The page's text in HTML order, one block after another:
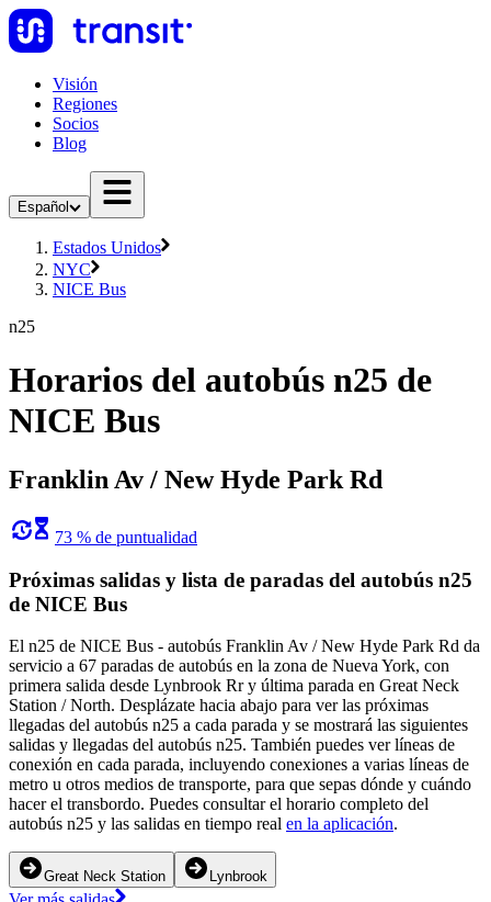
Visión
Regiones
Socios
Blog
Español
Estados Unidos
NYC
NICE Bus
n25
Horarios del autobús n25 de
NICE Bus
Franklin Av / New Hyde Park Rd
73 % de puntualidad
Próximas salidas y lista de paradas del autobús n25
de NICE Bus
El n25 de NICE Bus - autobús Franklin Av / New Hyde Park Rd da
servicio a 67 paradas de autobús en la zona de Nueva York, con
primera salida desde Lynbrook Rr y última parada en Great Neck
Station / North. Desplázate hacia abajo para ver las próximas
llegadas del autobús n25 a cada parada y se mostrará las siguientes
salidas y llegadas del autobús n25. También puedes ver líneas de
conexión en cada parada, incluyendo conexiones a varias líneas de
metro u otros medios de transporte, para que sepas dónde y cuándo
hacer el transbordo. Puedes consultar el horario completo del
autobús n25 y las salidas en tiempo real en la aplicación.
Great Neck Station Lynbrook